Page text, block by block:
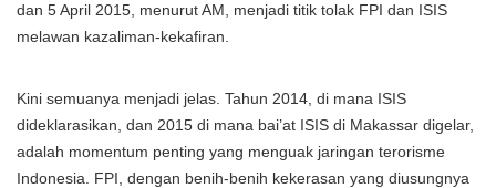
dan 5 April 2015, menurut AM, menjadi titik tolak FPI dan ISIS
melawan kazaliman-kekafiran.
Kini semuanya menjadi jelas. Tahun 2014, di mana ISIS
dideklarasikan, dan 2015 di mana bai’at ISIS di Makassar digelar,
adalah momentum penting yang menguak jaringan terorisme
Indonesia. FPI, dengan benih-benih kekerasan yang diusungnya